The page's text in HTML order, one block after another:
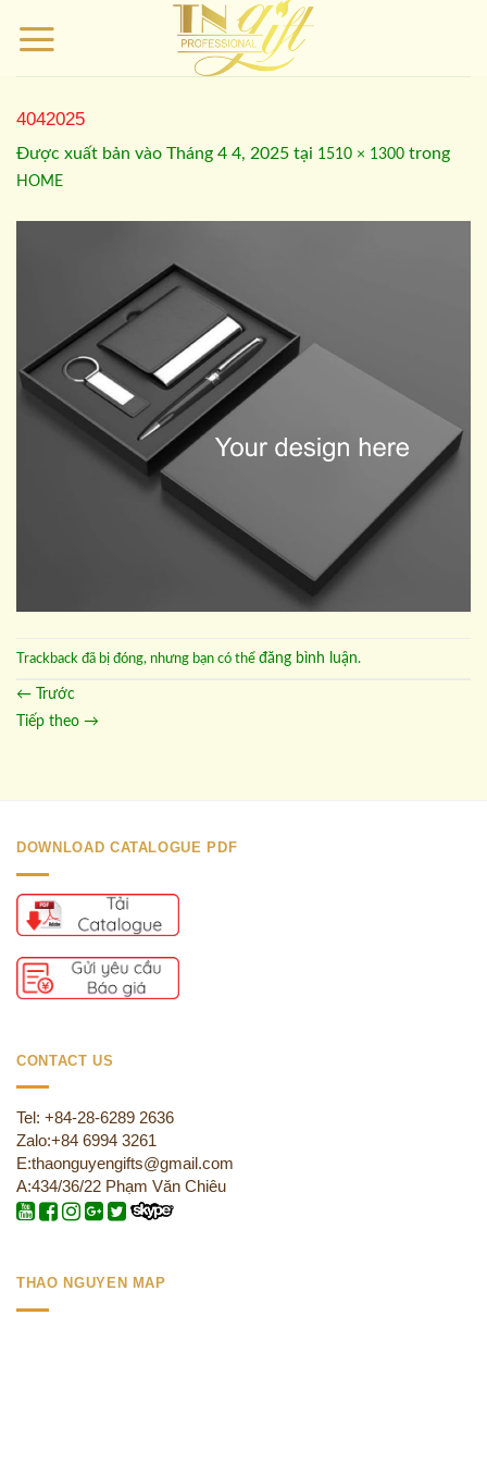
qua
4042025
Được xuất bản vào Tháng 4 4, 2025 tại 1510 × 1300 trong
HOME
Trackback đã bị đóng, nhưng bạn có thể đăng bình luận.
← Trước
Tiếp theo →
DOWNLOAD CATALOGUE PDF
CONTACT US
Tel: +84-28-6289 2636
Zalo:+84 6994 3261
E:thaonguyengifts@gmail.com
A:434/36/22 Phạm Văn Chiêu
THAO NGUYEN MAP